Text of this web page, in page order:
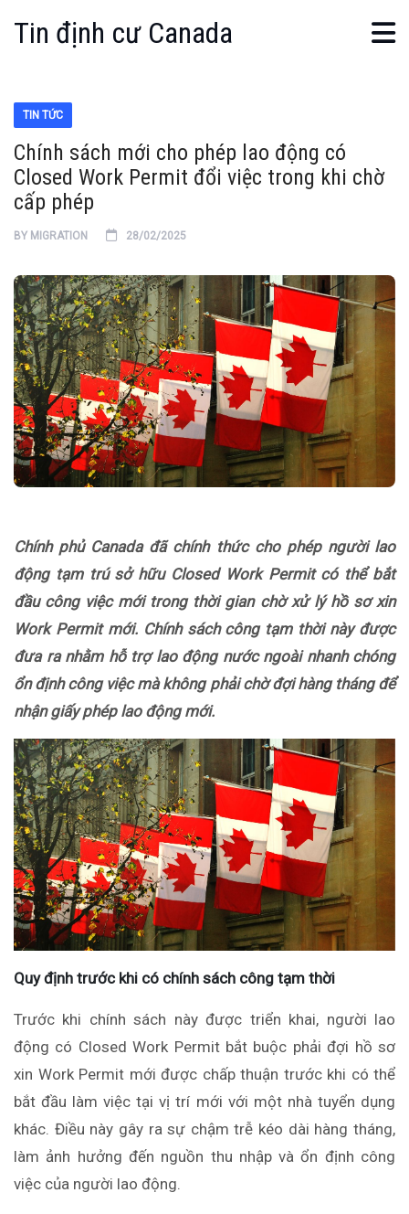
Tin định cư Canada
TIN TỨC
Chính sách mới cho phép lao động có
Closed Work Permit đổi việc trong khi chờ
cấp phép
BY MIGRATION 28/02/2025
Chính phủ Canada đã chính thức cho phép người lao
động tạm trú sở hữu Closed Work Permit có thể bắt
đầu công việc mới trong thời gian chờ xử lý hồ sơ xin
Work Permit mới. Chính sách công tạm thời này được
đưa ra nhằm hỗ trợ lao động nước ngoài nhanh chóng
ổn định công việc mà không phải chờ đợi hàng tháng để
nhận giấy phép lao động mới.
Quy định trước khi có chính sách công tạm thời
Trước khi chính sách này được triển khai, người lao
động có Closed Work Permit bắt buộc phải đợi hồ sơ
xin Work Permit mới được chấp thuận trước khi có thể
bắt đầu làm việc tại vị trí mới với một nhà tuyển dụng
khác. Điều này gây ra sự chậm trễ kéo dài hàng tháng,
làm ảnh hưởng đến nguồn thu nhập và ổn định công
việc của người lao động.